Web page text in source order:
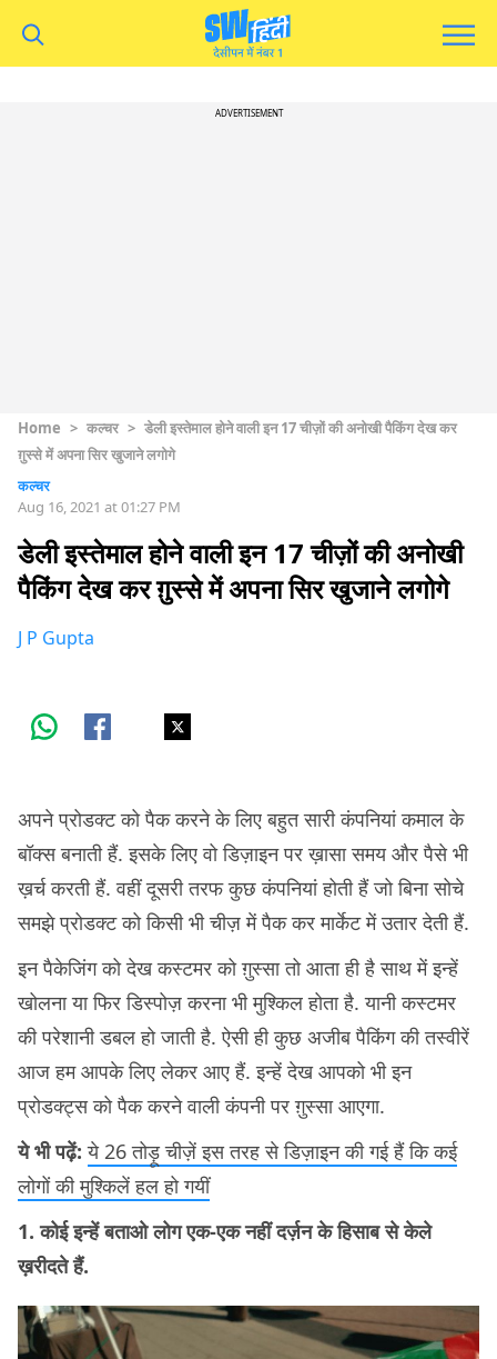
ADVERTISEMENT
Home > कल्चर > डेली इस्तेमाल होने वाली इन 17 चीज़ों की अनोखी पैकिंग देख कर
ग़ुस्से में अपना सिर खुजाने लगोगे
कल्चर
Aug 16, 2021 at 01:27 PM
डेली इस्तेमाल होने वाली इन 17 चीज़ों की अनोखी
पैकिंग देख कर ग़ुस्से में अपना सिर खुजाने लगोगे
J P Gupta
अपने प्रोडक्ट को पैक करने के लिए बहुत सारी कंपनियां कमाल के
बॉक्स बनाती हैं. इसके लिए वो डिज़ाइन पर ख़ासा समय और पैसे भी
ख़र्च करती हैं. वहीं दूसरी तरफ कुछ कंपनियां होती हैं जो बिना सोचे
समझे प्रोडक्ट को किसी भी चीज़ में पैक कर मार्केट में उतार देती हैं.
इन पैकेजिंग को देख कस्टमर को ग़ुस्सा तो आता ही है साथ में इन्हें
खोलना या फिर डिस्पोज़ करना भी मुश्किल होता है. यानी कस्टमर
की परेशानी डबल हो जाती है. ऐसी ही कुछ अजीब पैकिंग की तस्वीरें
आज हम आपके लिए लेकर आए हैं. इन्हें देख आपको भी इन
प्रोडक्ट्स को पैक करने वाली कंपनी पर ग़ुस्सा आएगा.
ये भी पढ़ें:ये 26 तोड़ू चीज़ें इस तरह से डिज़ाइन की गई हैं कि कई
लोगों की मुश्किलें हल हो गयीं
1. कोई इन्हें बताओ लोग एक-एक नहीं दर्ज़न के हिसाब से केले
ख़रीदते हैं.